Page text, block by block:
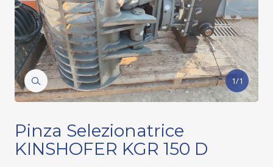
1/1
Pinza Selezionatrice
KINSHOFER KGR 150 D